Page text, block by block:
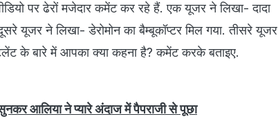
पर ढेरों मजेदार कमेंट कर रहे हैं. एक यूजर ने लिखा- दादा
यूजर ने लिखा- डेरोमोन का बैम्बूकॉप्टर मिल गया. तीसरे यूजर
के बारे में आपका क्या कहना है? कमेंट करके बताइए.
आलिया ने प्यारे अंदाज में पैपराजी से पूछा